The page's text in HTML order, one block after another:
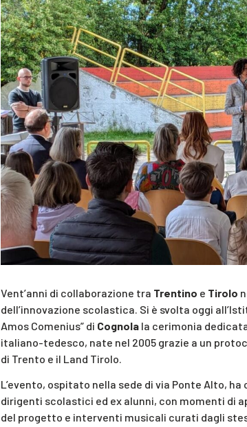
Vent’anni di collaborazione tra Trentino e Tirolo
dell’innovazione scolastica. Si è svolta oggi
Amos Comenius” di Cognola la cerimonia
italiano-tedesco, nate nel 2005 grazie a un
di Trento e il Land Tirolo.
L’evento, ospitato nella sede di via Ponte Alto,
dirigenti scolastici ed ex alunni, con momenti di
del progetto e interventi musicali curati dagli